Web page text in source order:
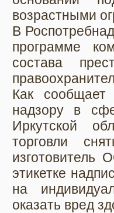
возрастными
В
программе
состава
Как
надзору в
Иркутской
торговли
изготовитель
этикетке
на
оказать вред